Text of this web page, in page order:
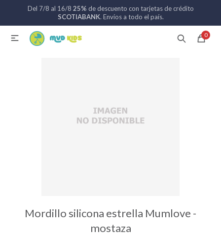
Del 7/8 al 16/8 25% de descuento con tarjetas de crédito
SCOTIABANK. Envíos a todo el país.
0

Mordillo silicona estrella Mumlove -
mostaza
MI CUENTA
Catálogo Nuevos ingresos
Alimentación